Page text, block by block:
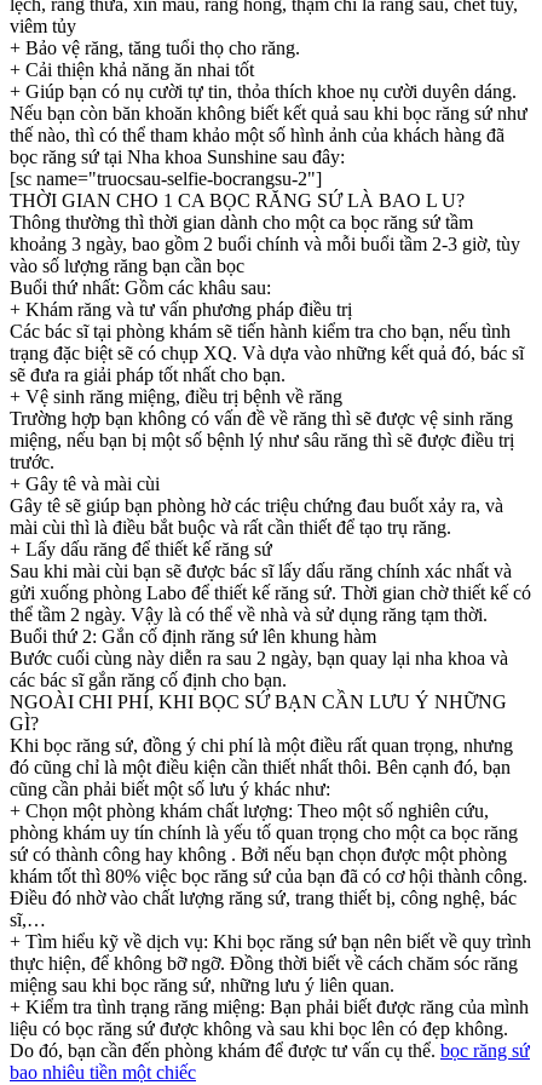
lệch, răng thưa, xỉn màu, răng hỏng, thậm chí là răng sâu, chết tủy,
viêm tủy
+ Bảo vệ răng, tăng tuổi thọ cho răng.
+ Cải thiện khả năng ăn nhai tốt
+ Giúp bạn có nụ cười tự tin, thỏa thích khoe nụ cười duyên dáng.
Nếu bạn còn băn khoăn không biết kết quả sau khi bọc răng sứ như
thế nào, thì có thể tham khảo một số hình ảnh của khách hàng đã
bọc răng sứ tại Nha khoa Sunshine sau đây:
[sc name="truocsau-selfie-bocrangsu-2"]
THỜI GIAN CHO 1 CA BỌC RĂNG SỨ LÀ BAO L U?
Thông thường thì thời gian dành cho một ca bọc răng sứ tầm
khoảng 3 ngày, bao gồm 2 buổi chính và mỗi buổi tầm 2-3 giờ, tùy
vào số lượng răng bạn cần bọc
Buổi thứ nhất: Gồm các khâu sau:
+ Khám răng và tư vấn phương pháp điều trị
Các bác sĩ tại phòng khám sẽ tiến hành kiểm tra cho bạn, nếu tình
trạng đặc biệt sẽ có chụp XQ. Và dựa vào những kết quả đó, bác sĩ
sẽ đưa ra giải pháp tốt nhất cho bạn.
+ Vệ sinh răng miệng, điều trị bệnh về răng
Trường hợp bạn không có vấn đề về răng thì sẽ được vệ sinh răng
miệng, nếu bạn bị một số bệnh lý như sâu răng thì sẽ được điều trị
trước.
+ Gây tê và mài cùi
Gây tê sẽ giúp bạn phòng hờ các triệu chứng đau buốt xảy ra, và
mài cùi thì là điều bắt buộc và rất cần thiết để tạo trụ răng.
+ Lấy dấu răng để thiết kế răng sứ
Sau khi mài cùi bạn sẽ được bác sĩ lấy dấu răng chính xác nhất và
gửi xuống phòng Labo để thiết kế răng sứ. Thời gian chờ thiết kế có
thể tầm 2 ngày. Vậy là có thể về nhà và sử dụng răng tạm thời.
Buổi thứ 2: Gắn cố định răng sứ lên khung hàm
Bước cuối cùng này diễn ra sau 2 ngày, bạn quay lại nha khoa và
các bác sĩ gắn răng cố định cho bạn.
NGOÀI CHI PHÍ, KHI BỌC SỨ BẠN CẦN LƯU Ý NHỮNG
GÌ?
Khi bọc răng sứ, đồng ý chi phí là một điều rất quan trọng, nhưng
đó cũng chỉ là một điều kiện cần thiết nhất thôi. Bên cạnh đó, bạn
cũng cần phải biết một số lưu ý khác như:
+ Chọn một phòng khám chất lượng: Theo một số nghiên cứu,
phòng khám uy tín chính là yếu tố quan trọng cho một ca bọc răng
sứ có thành công hay không . Bởi nếu bạn chọn được một phòng
khám tốt thì 80% việc bọc răng sứ của bạn đã có cơ hội thành công.
Điều đó nhờ vào chất lượng răng sứ, trang thiết bị, công nghệ, bác
sĩ,…
+ Tìm hiểu kỹ về dịch vụ: Khi bọc răng sứ bạn nên biết về quy trình
thực hiện, để không bỡ ngỡ. Đồng thời biết về cách chăm sóc răng
miệng sau khi bọc răng sứ, những lưu ý liên quan.
+ Kiểm tra tình trạng răng miệng: Bạn phải biết được răng của mình
liệu có bọc răng sứ được không và sau khi bọc lên có đẹp không.
Do đó, bạn cần đến phòng khám để được tư vấn cụ thể. bọc răng sứ
bao nhiêu tiền một chiếc